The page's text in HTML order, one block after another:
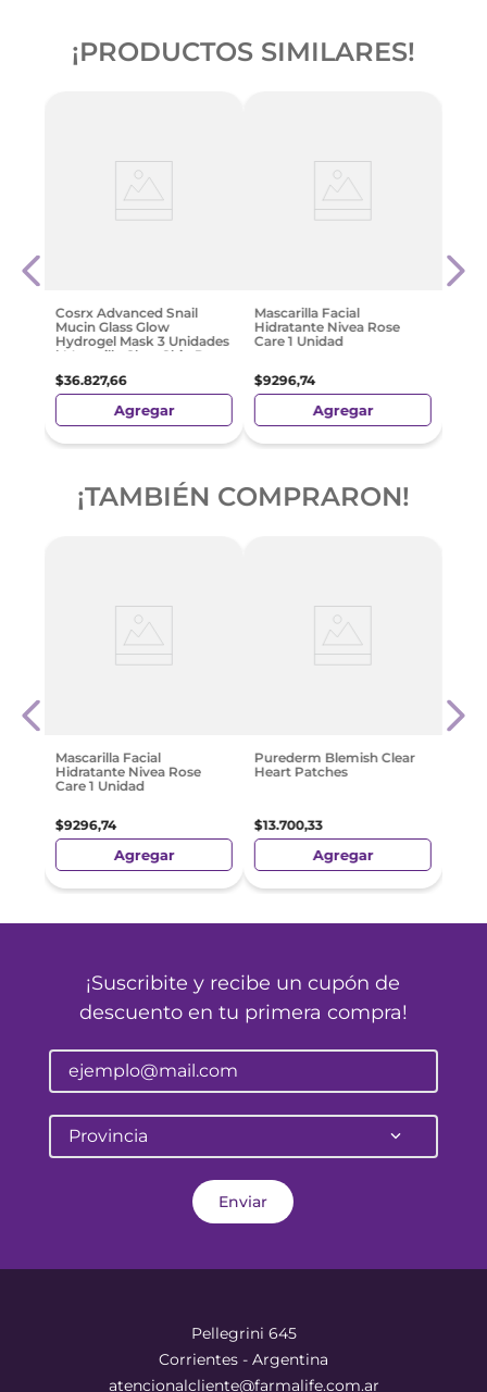
¡PRODUCTOS SIMILARES!
Cosrx Advanced Snail
Mucin Glass Glow
Hydrogel Mask 3 Unidades
| Mascailla Glass Skin De
$36.827,66
Agregar
Mascarilla Facial
Hidratante Nivea Rose
Care 1 Unidad
$9296,74
Agregar
¡TAMBIÉN COMPRARON!
Mascarilla Facial
Hidratante Nivea Rose
Care 1 Unidad
$9296,74
Agregar
Purederm Blemish Clear
Heart Patches
$13.700,33
Agregar
¡Suscribite y recibe un cupón de
descuento en tu primera compra!
Provincia
Enviar
Pellegrini 645
Corrientes - Argentina
atencionalcliente@farmalife.com.ar